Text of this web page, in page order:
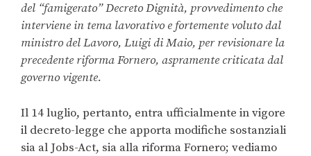
del “famigerato” Decreto Dignità, provvedimento che
interviene in tema lavorativo e fortemente voluto dal
ministro del Lavoro, Luigi di Maio, per revisionare la
precedente riforma Fornero, aspramente criticata dal
governo vigente.
Il 14 luglio, pertanto, entra ufficialmente in vigore
il decreto-legge che apporta modifiche sostanziali
sia al Jobs-Act, sia alla riforma Fornero; vediamo